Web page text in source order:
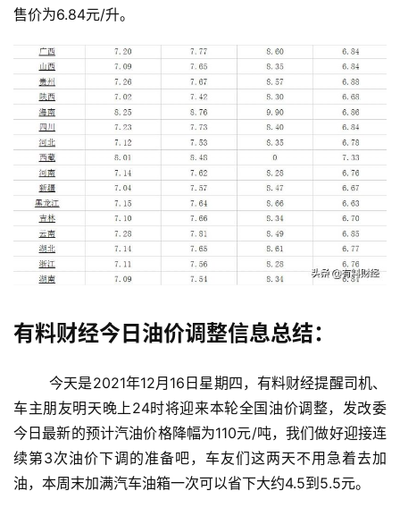
售价为6.84元/升。
有料财经今日油价调整信息总结：
	今天是2021年12月16日星期四，有料财经提醒司机、
车主朋友明天晚上24时将迎来本轮全国油价调整，发改委
今日最新的预计汽油价格降幅为110元/吨，我们做好迎接连
续第3次油价下调的准备吧，车友们这两天不用急着去加
油，本周末加满汽车油箱一次可以省下大约4.5到5.5元。